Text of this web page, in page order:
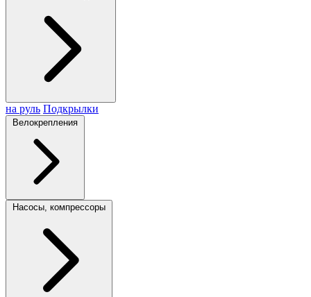
на руль Подкрылки
Велокрепления
Насосы, компрессоры